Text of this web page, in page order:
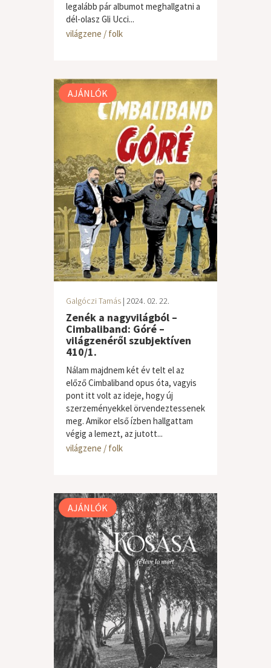
legalább pár albumot meghallgatni a
dél-olasz Gli Ucci...
világzene / folk
AJÁNLÓK
Galgóczi Tamás | 2024. 02. 22.
Zenék a nagyvilágból –
Cimbaliband: Góré –
világzenéről szubjektíven
410/1.
Nálam majdnem két év telt el az
előző Cimbaliband opus óta, vagyis
pont itt volt az ideje, hogy új
szerzeményekkel örvendeztessenek
meg. Amikor első ízben hallgattam
végig a lemezt, az jutott...
világzene / folk
AJÁNLÓK